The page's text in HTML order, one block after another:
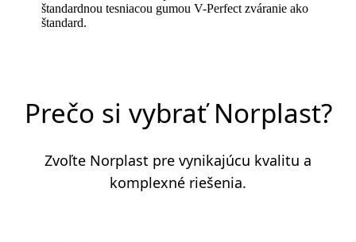
štandardnou tesniacou gumou V-Perfect zváranie ako
štandard.
Prečo si vybrať Norplast?
Zvoľte Norplast pre vynikajúcu kvalitu a
komplexné riešenia.